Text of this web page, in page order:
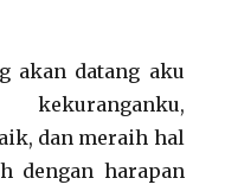
akan datang aku
dan meraih hal
dengan harapan